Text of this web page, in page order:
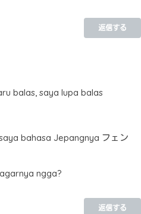
返信する
balas, saya lupa balas
bahasa Jepangnya フェン
ngga?
返信する